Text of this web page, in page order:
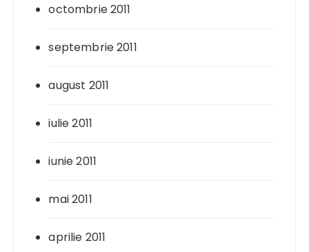
octombrie 2011
septembrie 2011
august 2011
iulie 2011
iunie 2011
mai 2011
aprilie 2011